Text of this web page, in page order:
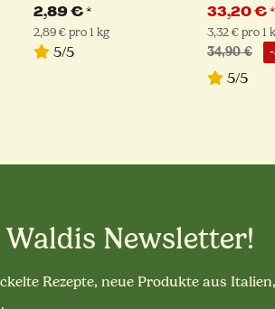
2,89 €*
2,89 € pro 1 kg
5/5
33,20 €*
3,32 € pro 1
34,90 €
5/5
Newsletter!
Rezepte, neue Produkte aus